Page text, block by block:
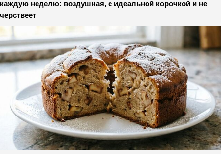
каждую неделю: воздушная, с идеальной корочкой и не
черствеет